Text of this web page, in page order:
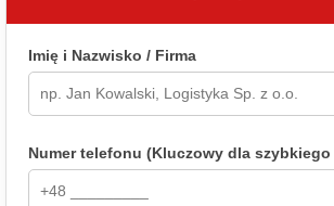
Imię i Nazwisko / Firma
Numer telefonu (Kluczowy dla